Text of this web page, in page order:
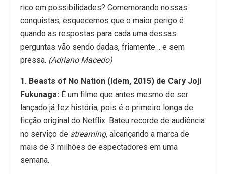
rico em possibilidades? Comemorando nossas
conquistas, esquecemos que o maior perigo é
quando as respostas para cada uma dessas
perguntas vão sendo dadas, friamente… e sem
pressa. (Adriano Macedo)
1. Beasts of No Nation (Idem, 2015) de Cary Joji
Fukunaga: É um filme que antes mesmo de ser
lançado já fez história, pois é o primeiro longa de
ficção original do Netflix. Bateu recorde de audiência
no serviço de streaming, alcançando a marca de
mais de 3 milhões de espectadores em uma
semana.